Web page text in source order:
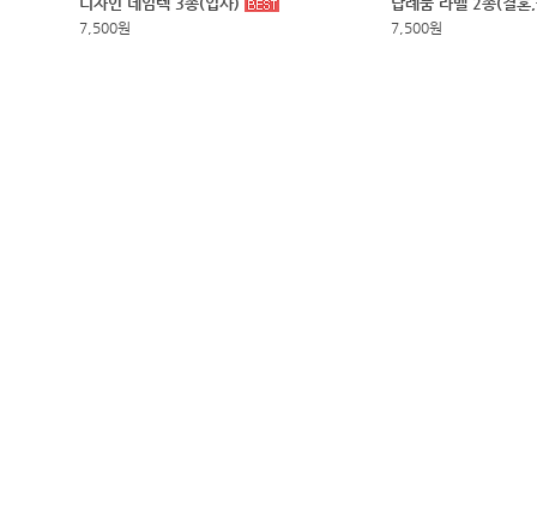
7,500원 7,500원